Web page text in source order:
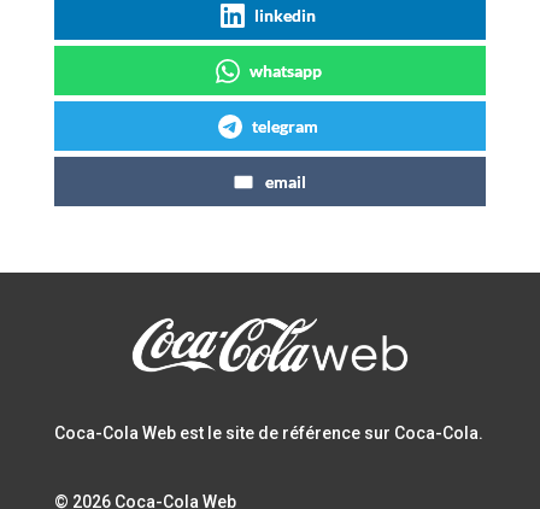
linkedin
whatsapp
telegram
email
Coca-Cola Web est le site de référence sur Coca-Cola.
© 2026 Coca-Cola Web